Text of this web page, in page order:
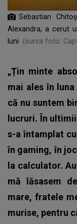
Sebastian
Alexandra, a cerut
luni
(sursa foto:
„Țin minte
mai ales în
că nu suntem
lucruri. În
s-a întamplat
în gaming, în
la calculator.
mă lăsasem
mare, fratele
murise, pentru